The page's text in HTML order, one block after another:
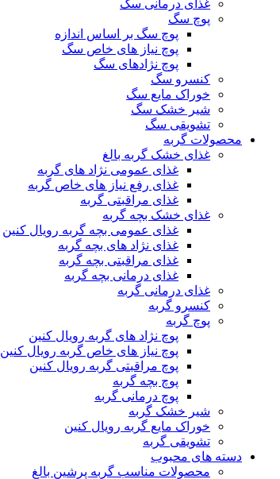
غذای درمانی سگ
پوچ سگ
پوچ سگ بر اساس اندازه
پوچ نیاز های خاص سگ
پوچ نژادهای سگ
کنسرو سگ
خوراک مایع سگ
شیر خشک سگ
تشویقی سگ
محصولات گربه
غذای خشک گربه بالغ
غذای عمومی نژاد های گربه
غذای رفع نیاز های خاص گربه
غذای مراقبتی گربه
غذای خشک بچه گربه
غذای عمومی بچه گربه رویال کنین
غذای نژاد های بچه گربه
غذای مراقبتی بچه گربه
غذای درمانی بچه گربه
غذای درمانی گربه
کنسرو گربه
پوچ گربه
پوچ نژاد های گربه رویال کنین
پوچ نیاز های خاص گربه رویال کنین
پوچ مراقبتی گربه رویال کنین
پوچ بچه گربه
پوچ درمانی گربه
شیر خشک گربه
خوراک مایع گربه رویال کنین
تشویقی گربه
دسته های محبوب
محصولات مناسب گربه پرشین بالغ